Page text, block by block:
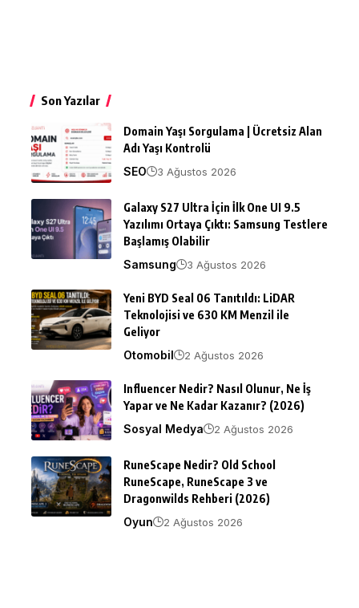
Son Yazılar
Domain Yaşı Sorgulama | Ücretsiz Alan
Adı Yaşı Kontrolü
SEO
3 Ağustos 2026
Galaxy S27 Ultra İçin İlk One UI 9.5
Yazılımı Ortaya Çıktı: Samsung Testlere
Başlamış Olabilir
Samsung
3 Ağustos 2026
Yeni BYD Seal 06 Tanıtıldı: LiDAR
Teknolojisi ve 630 KM Menzil ile
Geliyor
Otomobil
2 Ağustos 2026
Influencer Nedir? Nasıl Olunur, Ne İş
Yapar ve Ne Kadar Kazanır? (2026)
Sosyal Medya
2 Ağustos 2026
RuneScape Nedir? Old School
RuneScape, RuneScape 3 ve
Dragonwilds Rehberi (2026)
Oyun
2 Ağustos 2026